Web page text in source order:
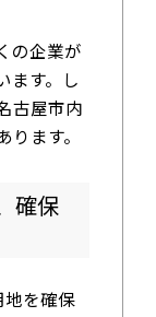
の企業が
ます。し
古屋市内
ます。
確保
を確保